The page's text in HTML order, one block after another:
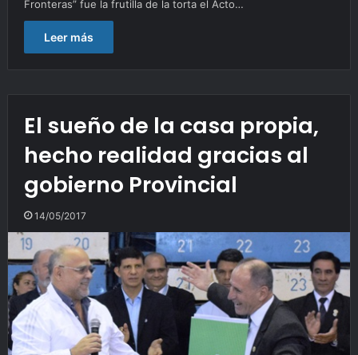
Fronteras” fue la frutilla de la torta el Acto…
Leer más
El sueño de la casa propia,
hecho realidad gracias al
gobierno Provincial
14/05/2017